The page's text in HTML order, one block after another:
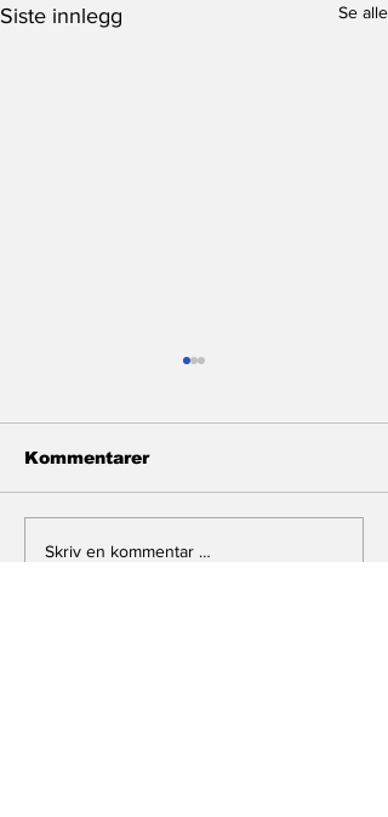
Siste innlegg Se alle
Monarki i storm
Kommentarer
Skriv en kommentar …